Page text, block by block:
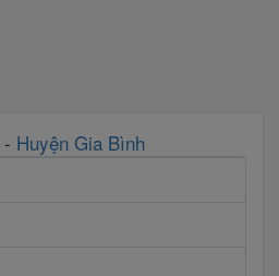
- Huyện Gia Bình